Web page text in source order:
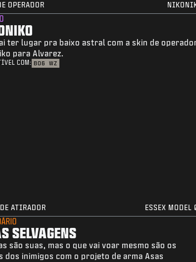
OPERADOR
ter lugar pra baixo astral com a skin de
para Alvarez.
COM: BO6 WZ
ATIRADOR ESSEX MODEL
SELVAGENS
são suas, mas o que vai voar mesmo são os
dos inimigos com o projeto de arma Asas